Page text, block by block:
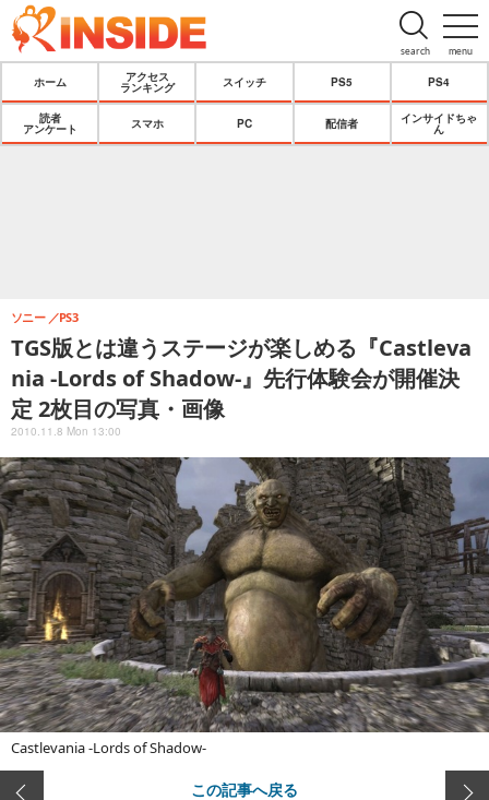
menu
search
ホーム
アクセス
ランキング
スイッチ PS5 PS4
読者
アンケート
スマホ PC 配信者
インサイドちゃ
ん
TGS版とは違うステージが楽しめる『Castleva
nia -Lords of Shadow-』先行体験会が開催決
定 2枚目の写真・画像
ソニー PS3
2010.11.8 Mon 13:00
Castlevania -Lords of Shadow-
この記事へ戻る